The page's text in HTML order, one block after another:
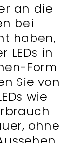
an die
bei
haben,
LEDs in
Form
Sie von
wie
ohne